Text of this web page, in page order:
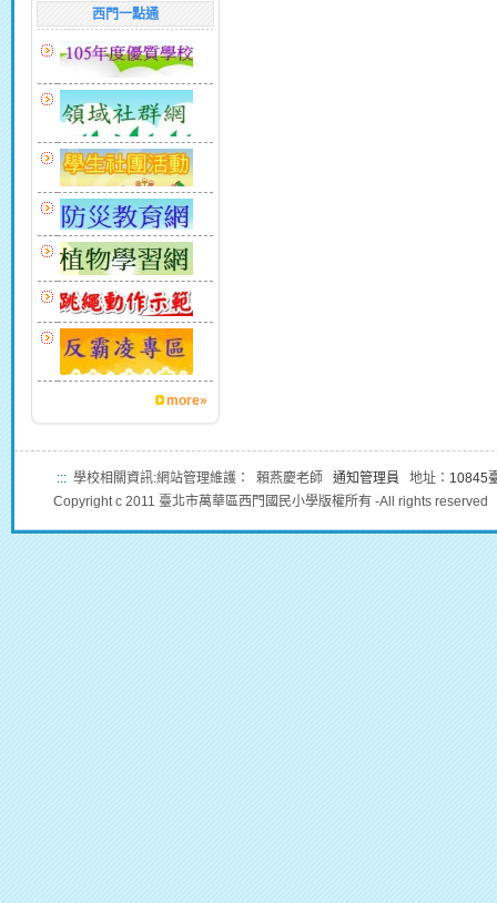
西門一點通
more»
::: 學校相關資訊:網站管理維護： 賴燕慶老師 通知管理員 地址： 10845
Copyright c 2011 臺北市萬華區西門國民小學版權所有 -All rights reserved